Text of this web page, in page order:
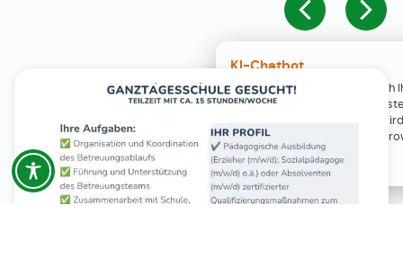
KI-Chatbot
Der KI-Chatbot steht erst nach
Einwilligung in den Cookie-
Verfügung. Der Chat-Verlauf
ausschließlich lokal in Ihrem
gespeichert.